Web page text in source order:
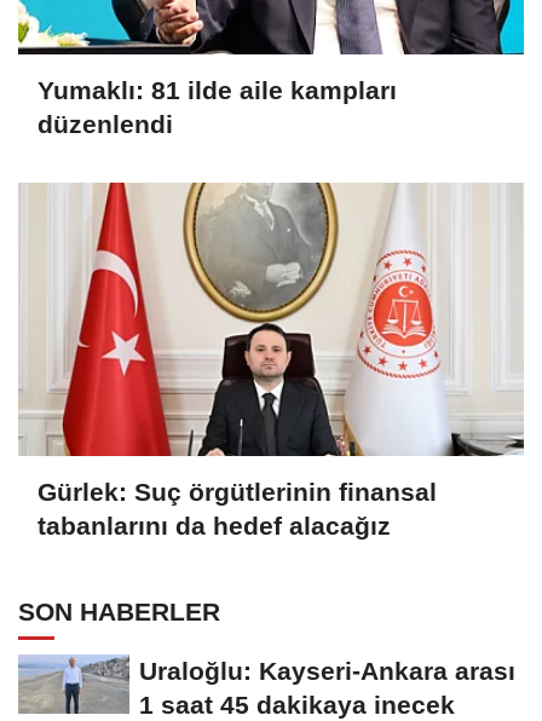
Yumaklı: 81 ilde aile kampları
düzenlendi
Gürlek: Suç örgütlerinin finansal
tabanlarını da hedef alacağız
SON HABERLER
Uraloğlu: Kayseri-Ankara arası
1 saat 45 dakikaya inecek